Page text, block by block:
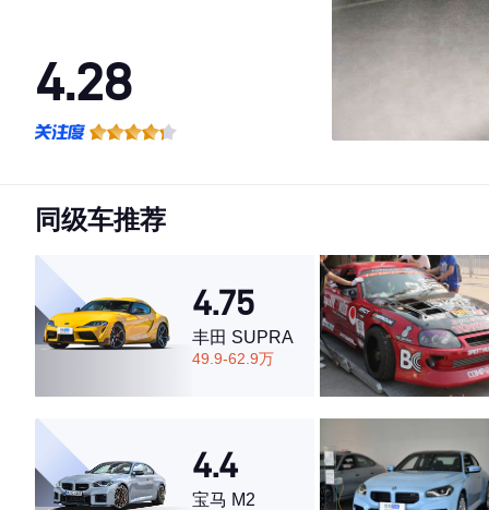
4.28
·空间表现较为优秀，优于89%同级车
同级车推荐
4.75
丰田 SUPRA
49.9-62.9万
4.4
宝马 M2